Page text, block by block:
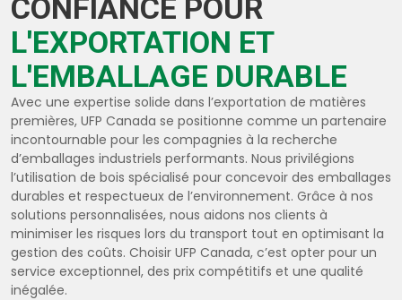
CONFIANCE POUR
L'EXPORTATION ET
L'EMBALLAGE DURABLE
Avec une expertise solide dans l’exportation de matières
premières, UFP Canada se positionne comme un partenaire
incontournable pour les compagnies à la recherche
d’emballages industriels performants. Nous privilégions
l’utilisation de bois spécialisé pour concevoir des emballages
durables et respectueux de l’environnement. Grâce à nos
solutions personnalisées, nous aidons nos clients à
minimiser les risques lors du transport tout en optimisant la
gestion des coûts. Choisir UFP Canada, c’est opter pour un
service exceptionnel, des prix compétitifs et une qualité
inégalée.